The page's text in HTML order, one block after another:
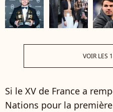
VOIR LES
Si le XV de France a
Nations pour la